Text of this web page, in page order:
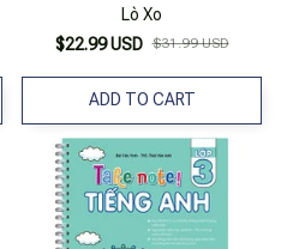
Lò Xo
$22.99 USD $31.99 USD
ADD TO CART